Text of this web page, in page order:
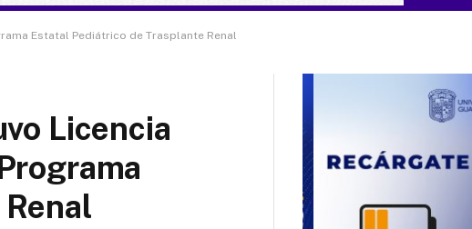
Estatal Pediátrico de Trasplante Renal
Licencia